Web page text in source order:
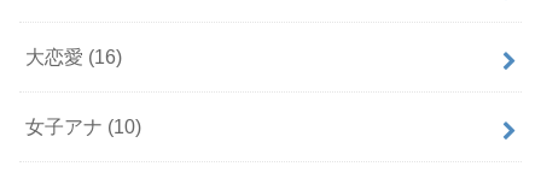
大恋愛 (16)
女子アナ (10)